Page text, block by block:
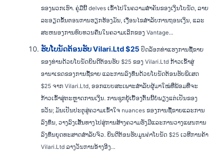
ຂອງພວກເຮົາ. ຄູ່ມືນີ້ delves ເຂົ້າໄປໃນຄວາມສໍາຄັນຂອງເງິນໂບນັດ, ລາຍ
ລະອຽດຂັ້ນຕອນການຮຽກຮ້ອງມັນ, ເງື່ອນໄຂສໍາລັບການຖອນເງິນ, ແລະ
ສະຫນອງການທົບທວນຄືນໃນຄວາມເລິກຂອງ Vantage...
ຮັບໂບນັດຕ້ອນຮັບ Vilari.Ltd $25 ປົດລັອກທ່າແຮງການຊື້ຂາຍ
ຂອງທ່ານດ້ວຍໂບນັດຍິນດີຕ້ອນຮັບ $25 ຂອງ Vilari.Ltd ກ້າວເຂົ້າສູ່
ອານາເຂດຂອງການຊື້ຂາຍ ແລະການລົງທຶນດ້ວຍໂບນັດຕ້ອນຮັບພິເສດ
$25 ຈາກ Vilari.Ltd, ອອກແບບສະເພາະສຳລັບຜູ້ມາໃໝ່ທີ່ພ້ອມທີ່ຈະ
ກ້າວເຂົ້າສູ່ຕະຫຼາດການເງິນ. ການຊຸກຍູ້ເບື້ອງຕົ້ນນີ້ບໍ່ພຽງແຕ່ເປັນຂອງ
ຂວັນ; ມັນເປັນປະຕູສູ່ຄວາມເຂົ້າໃຈ nuances ຂອງການຊື້ຂາຍແລະການ
ລົງທຶນ, ວາງລົງເສັ້ນທາງໄປສູ່ການສ້າງຄວາມຮັ່ງມີແລະການວາງແຜນການ
ລົງທຶນຍຸດທະສາດສໍາລັບຈົວ. ຍິນດີຕ້ອນຮັບມູນຄ່າໂບນັດ $25 ເວທີການຄ້າ
Vilari.Ltd ລາງວັນການອ້າງອີງ...